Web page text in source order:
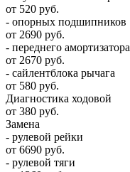
от 520 руб.
- опорных подшипников
от 2690 руб.
- переднего амортизатора
от 2670 руб.
- сайлентблока рычага
от 580 руб.
Диагностика ходовой
от 380 руб.
Замена
- рулевой рейки
от 6690 руб.
- рулевой тяги